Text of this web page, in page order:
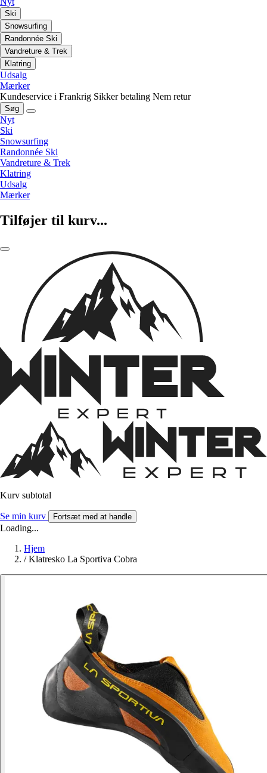
Ski
Snowsurfing
Randonnée Ski
Vandreture & Trek
Klatring
Udsalg
Mærker
Kundeservice i Frankrig Sikker betaling Nem retur
Søg
Nyt
Ski
Snowsurfing
Randonnée Ski
Vandreture & Trek
Klatring
Udsalg
Mærker
Tilføjer til kurv...
Kurv subtotal
Se min kurv Fortsæt med at handle
Loading...
Hjem
/ Klatresko La Sportiva Cobra